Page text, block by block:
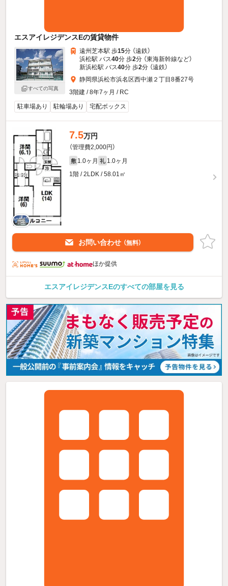
エスアイレジデンスEの賃貸物件
すべての写真
遠州芝本駅 歩15分 （遠鉄）
浜松駅 バス40分 歩2分 （東海新幹線など）
新浜松駅 バス40分 歩2分 （遠鉄）
静岡県浜松市浜名区西中瀬２丁目8番27号
3階建 / 8年7ヶ月 / RC
駐車場あり
駐輪場あり 宅配ボックス
7.5万円
（管理費2,000円）
敷 1.0ヶ月 礼 1.0ヶ月
1階 / 2LDK / 58.01㎡
お問い合わせ （無料）
ほか提供
エスアイレジデンスEのすべての部屋を見る